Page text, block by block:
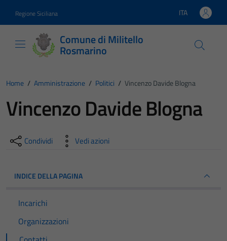
Regione Siciliana Lingua attiva:
ITA
Comune di Militello
Rosmarino
Home / Amministrazione / Politici / Vincenzo Davide Blogna
Vincenzo Davide Blogna
Condividi Vedi azioni
INDICE DELLA PAGINA
Incarichi
Organizzazioni